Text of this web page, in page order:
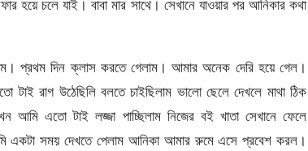
চলে যাই। বাবা মার সাথে। সেখানে যাওয়ার পর আনিকার কথা
প্রথম দিন ক্লাস করতে গেলাম। আমার অনেক দেরি হয়ে গেল।
রাগ উঠেছিলি বলতে চাইছিলাম ভালো ছেলে দেখলে মাথা ঠিক
এতো টাই লজ্জা পাচ্ছিলাম নিজের বই খাতা সেখানে ফেলে
সময় দেখতে পেলাম আনিকা আমার রুমে এসে প্রবেশ করল।